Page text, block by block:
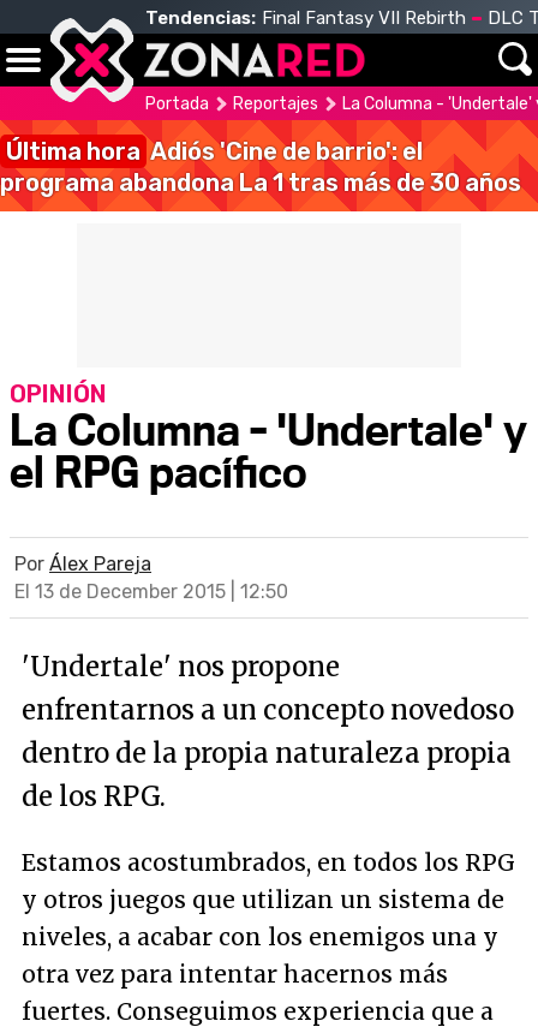
Tendencias: Final Fantasy VII Rebirth DLC
Portada Reportajes La Columna - 'Undertale'
Última hora Adiós 'Cine de barrio': el
programa abandona La 1 tras más de 30 años
La Columna - 'Undertale' y
el RPG pacífico
OPINIÓN
Por Álex Pareja
El 13 de December 2015 | 12:50
'Undertale' nos propone
enfrentarnos a un concepto novedoso
dentro de la propia naturaleza propia
de los RPG.
Estamos acostumbrados, en todos los RPG
y otros juegos que utilizan un sistema de
niveles, a acabar con los enemigos una y
otra vez para intentar hacernos más
fuertes. Conseguimos experiencia que a